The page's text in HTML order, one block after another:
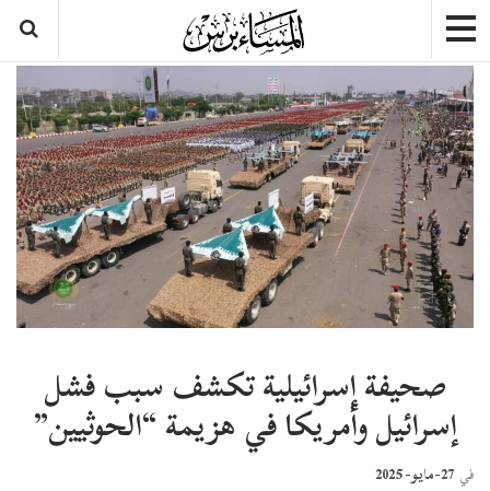
صحيفة إسرائيلية تكشف سبب فشل
إسرائيل وأمريكا في هزيمة “الحوثيين”
في 27-مايو- 2025